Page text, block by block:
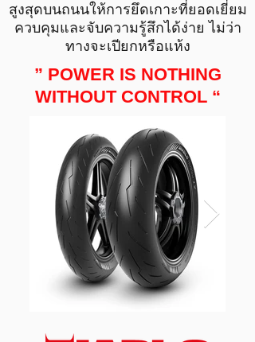
สูงสุดบนถนนให้การยึดเกาะที่ยอดเยี่ยม
ควบคุมและจับความรู้สึกได้ง่าย ไม่ว่า
ทางจะเปียกหรือแห้ง
” POWER IS NOTHING
WITHOUT CONTROL “